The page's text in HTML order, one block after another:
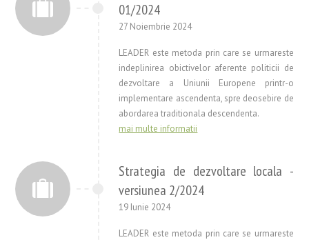
01/2024
27 Noiembrie 2024
LEADER este metoda prin care se urmareste
indeplinirea obictivelor aferente politicii de
dezvoltare a Uniunii Europene printr-o
implementare ascendenta, spre deosebire de
abordarea traditionala descendenta.
mai multe informatii
Strategia de dezvoltare locala -
versiunea 2/2024
19 Iunie 2024
LEADER este metoda prin care se urmareste